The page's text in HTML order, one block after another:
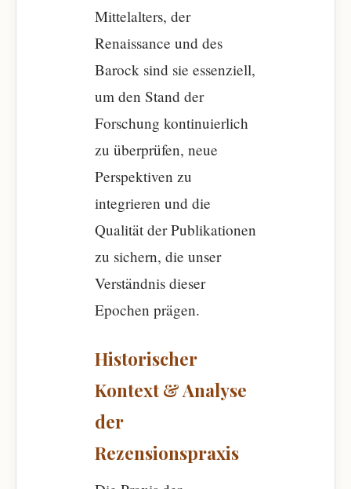
Mittelalters, der
Renaissance und des
Barock sind sie essenziell,
um den Stand der
Forschung kontinuierlich
zu überprüfen, neue
Perspektiven zu
integrieren und die
Qualität der Publikationen
zu sichern, die unser
Verständnis dieser
Epochen prägen.
Historischer
Kontext & Analyse
der
Rezensionspraxis